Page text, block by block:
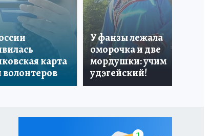
карта
волонтеров
У фанзы лежала
оморочка и две
мордушки: учим
удэгейский!